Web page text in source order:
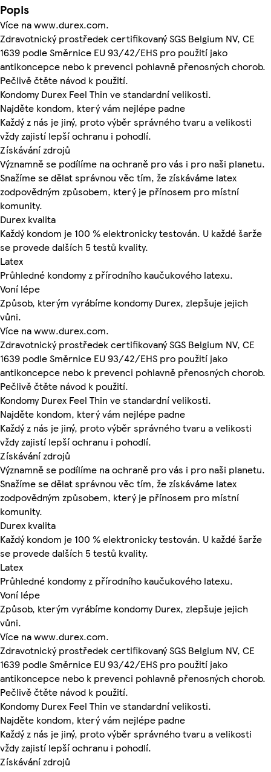
Popis
Více na www.durex.com.
Zdravotnický prostředek certifikovaný SGS Belgium NV, CE
1639 podle Směrnice EU 93/42/EHS pro použití jako
antikoncepce nebo k prevenci pohlavně přenosných chorob.
Pečlivě čtěte návod k použití.
Kondomy Durex Feel Thin ve standardní velikosti.
Najděte kondom, který vám nejlépe padne
Každý z nás je jiný, proto výběr správného tvaru a velikosti
vždy zajistí lepší ochranu i pohodlí.
Získávání zdrojů
Významně se podílíme na ochraně pro vás i pro naši planetu.
Snažíme se dělat správnou věc tím, že získáváme latex
zodpovědným způsobem, který je přínosem pro místní
komunity.
Durex kvalita
Každý kondom je 100 % elektronicky testován. U každé šarže
se provede dalších 5 testů kvality.
Latex
Průhledné kondomy z přírodního kaučukového latexu.
Voní lépe
Způsob, kterým vyrábíme kondomy Durex, zlepšuje jejich
vůni.
Více na www.durex.com.
Zdravotnický prostředek certifikovaný SGS Belgium NV, CE
1639 podle Směrnice EU 93/42/EHS pro použití jako
antikoncepce nebo k prevenci pohlavně přenosných chorob.
Pečlivě čtěte návod k použití.
Kondomy Durex Feel Thin ve standardní velikosti.
Najděte kondom, který vám nejlépe padne
Každý z nás je jiný, proto výběr správného tvaru a velikosti
vždy zajistí lepší ochranu i pohodlí.
Získávání zdrojů
Významně se podílíme na ochraně pro vás i pro naši planetu.
Snažíme se dělat správnou věc tím, že získáváme latex
zodpovědným způsobem, který je přínosem pro místní
komunity.
Durex kvalita
Každý kondom je 100 % elektronicky testován. U každé šarže
se provede dalších 5 testů kvality.
Latex
Průhledné kondomy z přírodního kaučukového latexu.
Voní lépe
Způsob, kterým vyrábíme kondomy Durex, zlepšuje jejich
vůni.
Více na www.durex.com.
Zdravotnický prostředek certifikovaný SGS Belgium NV, CE
1639 podle Směrnice EU 93/42/EHS pro použití jako
antikoncepce nebo k prevenci pohlavně přenosných chorob.
Pečlivě čtěte návod k použití.
Kondomy Durex Feel Thin ve standardní velikosti.
Najděte kondom, který vám nejlépe padne
Každý z nás je jiný, proto výběr správného tvaru a velikosti
vždy zajistí lepší ochranu i pohodlí.
Získávání zdrojů